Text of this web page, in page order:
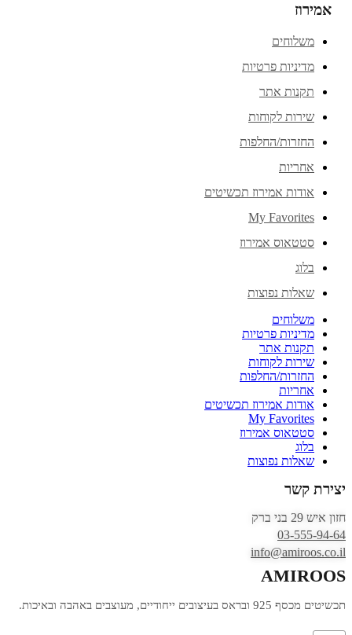
אמירוז
משלוחים
מדיניות פרטיות
תקנות אתר
שירות לקוחות
החזרות/החלפות
אחריות
אודות אמירוז תכשיטים
My Favorites
סטטאוס אמירוז
בלוג
שאלות נפוצות
משלוחים
מדיניות פרטיות
תקנות אתר
שירות לקוחות
החזרות/החלפות
אחריות
אודות אמירוז תכשיטים
My Favorites
סטטאוס אמירוז
בלוג
שאלות נפוצות
יצירת קשר
חזון איש 29 בני ברק
03-555-94-64
info@amiroos.co.il
AMIROOS
תכשיטים מכסף 925 ובראס בעיצובים ייחודיים, מעוצבים באהבה ובאיכות.